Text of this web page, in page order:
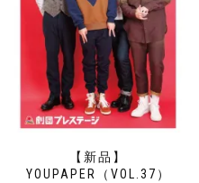
【新品】
YOUPAPER（VOL.37）